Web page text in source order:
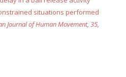
situations performed
Journal of Human Movement, 35,